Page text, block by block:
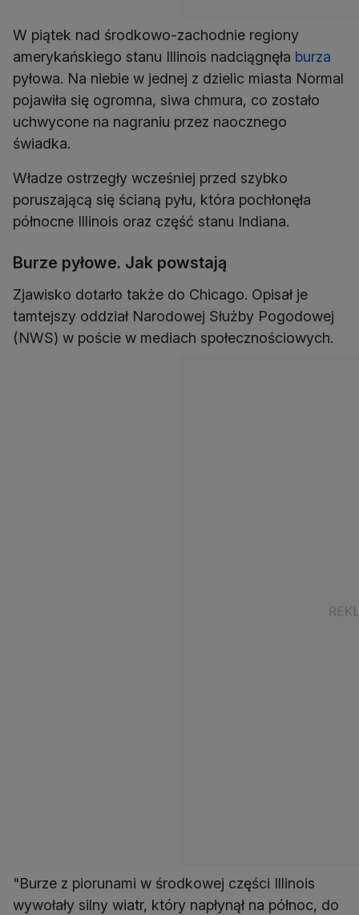
W piątek nad środkowo-zachodnie regiony
amerykańskiego stanu Illinois nadciągnęła burza
pyłowa. Na niebie w jednej z dzielic miasta Normal
pojawiła się ogromna, siwa chmura, co zostało
uchwycone na nagraniu przez naocznego
świadka.
Władze ostrzegły wcześniej przed szybko
poruszającą się ścianą pyłu, która pochłonęła
północne Illinois oraz część stanu Indiana.
Burze pyłowe. Jak powstają
Zjawisko dotarło także do Chicago. Opisał je
tamtejszy oddział Narodowej Służby Pogodowej
(NWS) w poście w mediach społecznościowych.
"Burze z piorunami w środkowej części Illinois
wywołały silny wiatr, który napłynął na północ, do